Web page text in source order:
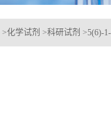
>化学试剂 >科研试剂 >5(6)-